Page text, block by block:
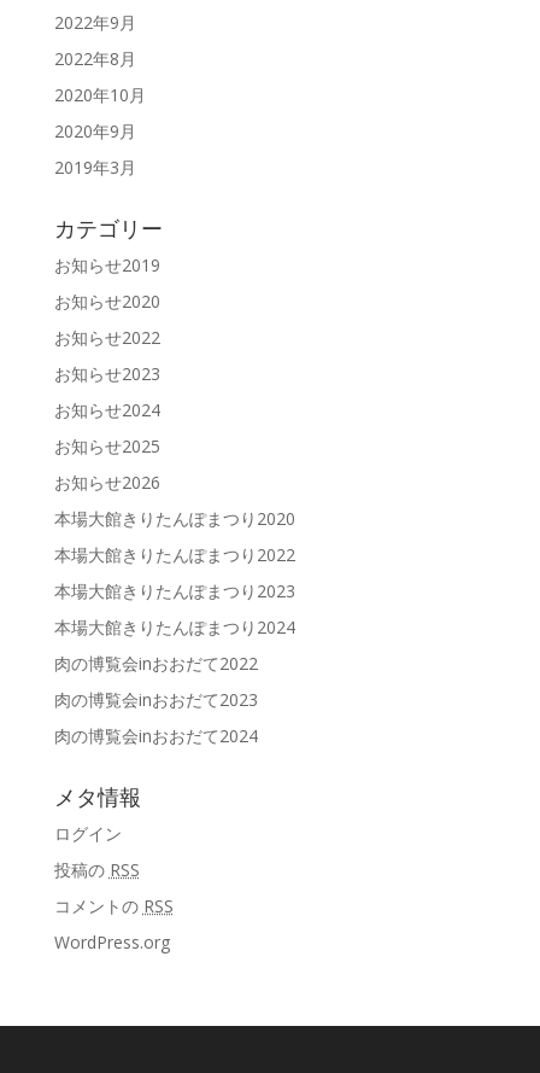
2022年9月
2022年8月
2020年10月
2020年9月
2019年3月
カテゴリー
お知らせ2019
お知らせ2020
お知らせ2022
お知らせ2023
お知らせ2024
お知らせ2025
お知らせ2026
本場大館きりたんぽまつり2020
本場大館きりたんぽまつり2022
本場大館きりたんぽまつり2023
本場大館きりたんぽまつり2024
肉の博覧会inおおだて2022
肉の博覧会inおおだて2023
肉の博覧会inおおだて2024
メタ情報
ログイン
投稿の RSS
コメントの RSS
WordPress.org